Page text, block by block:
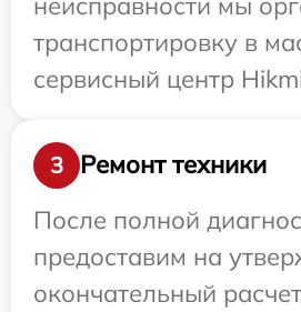
транспортировку в
сервисный центр
3
Ремонт техники
После полной
предоставим на
окончательный